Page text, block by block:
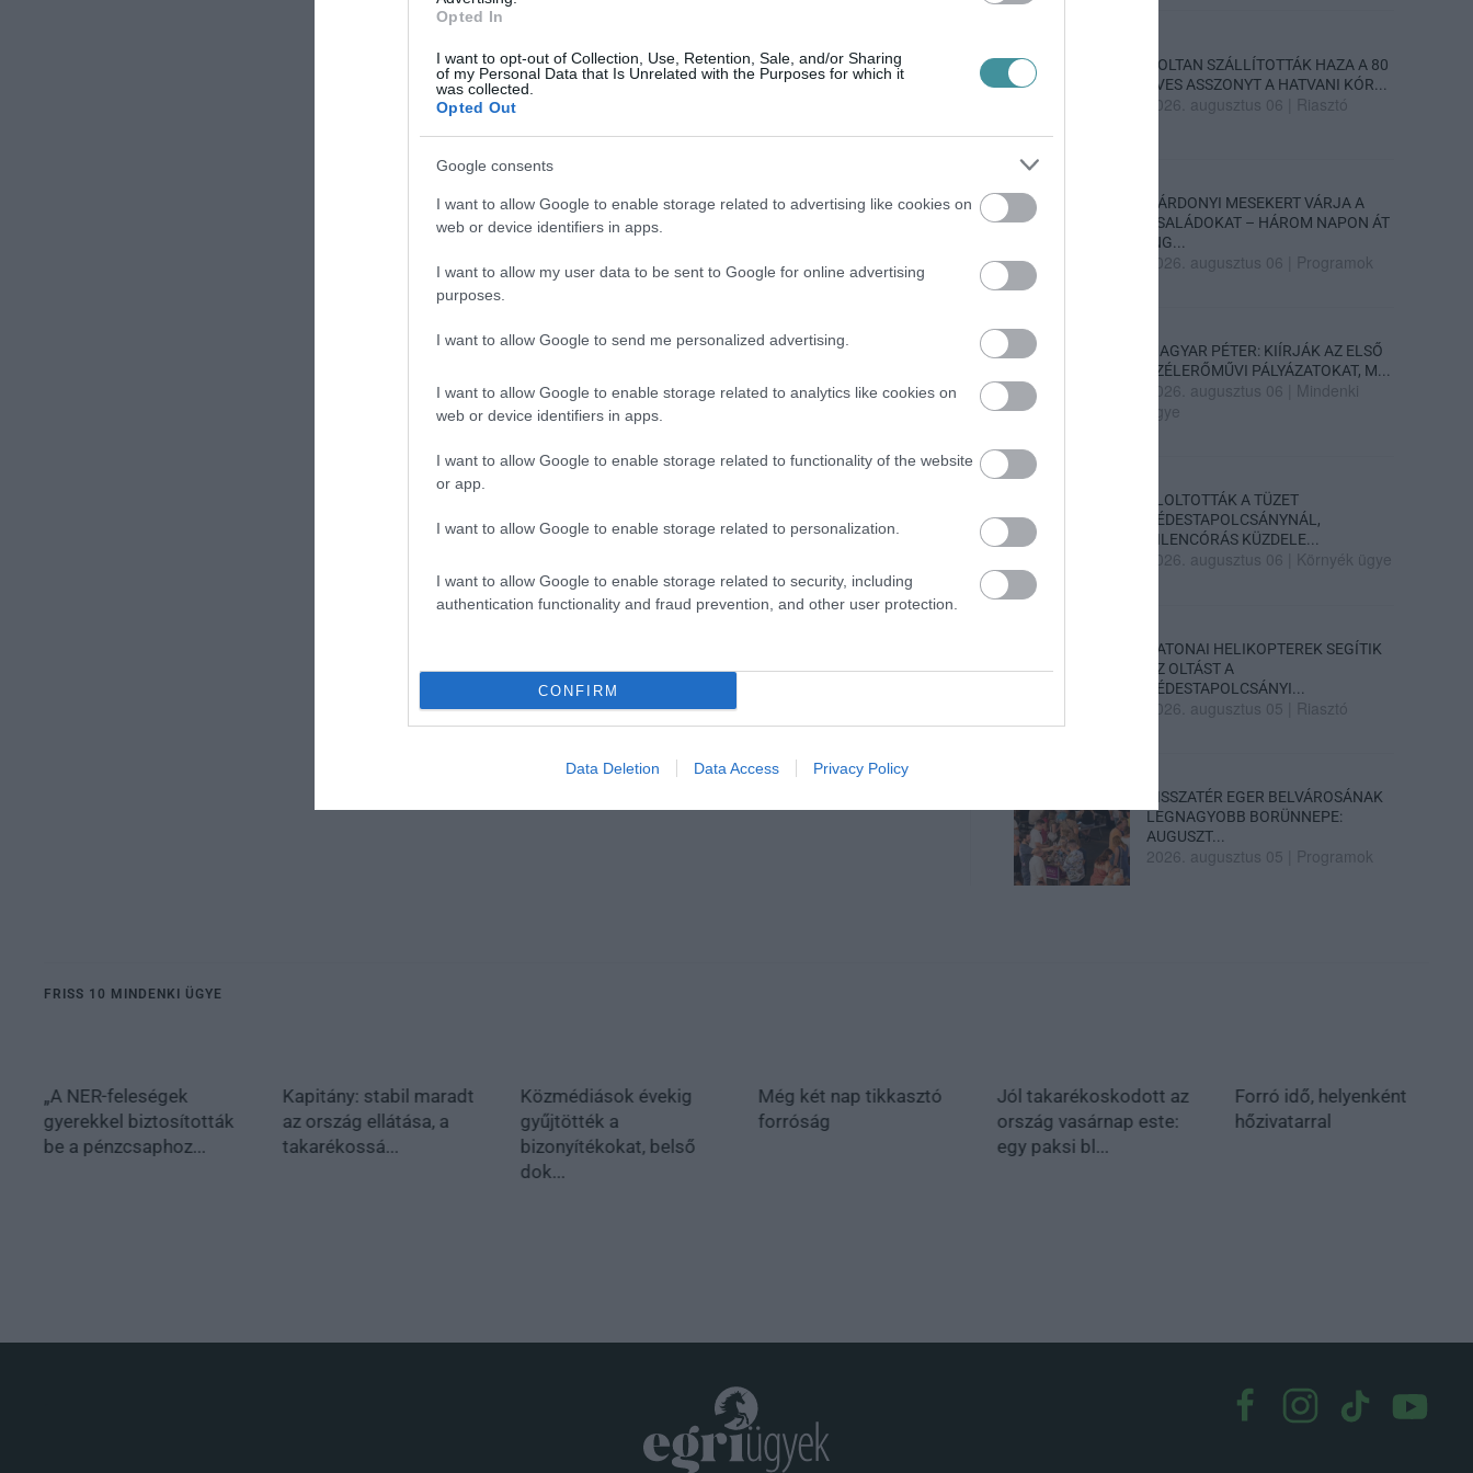
Opted In
I want to opt-out of Collection, Use, Retention, Sale, and/or Sharing
of my Personal Data that Is Unrelated with the Purposes for which it
was collected.
Opted Out
Google consents
I want to allow Google to enable storage related to advertising like cookies on
web or device identifiers in apps.
I want to allow my user data to be sent to Google for online advertising
purposes.
I want to allow Google to send me personalized advertising.
I want to allow Google to enable storage related to analytics like cookies on
web or device identifiers in apps.
I want to allow Google to enable storage related to functionality of the website
or app.
I want to allow Google to enable storage related to personalization.
I want to allow Google to enable storage related to security, including
authentication functionality and fraud prevention, and other user protection.
CONFIRM
Data Deletion Data Access Privacy Policy
HOLTAN SZÁLLÍTOTTÁK HAZA A 80
ÉVES ASSZONYT A HATVANI KÓR...
2026. augusztus 06 Riasztó
GÁRDONYI MESEKERT VÁRJA A
CSALÁDOKAT – HÁROM NAPON ÁT
ING...
2026. augusztus 06 Programok
MAGYAR PÉTER: KIÍRJÁK AZ ELSŐ
SZÉLERŐMŰVI PÁLYÁZATOKAT, M...
2026. augusztus 06
Mindenki
ügye
ELOLTOTTÁK A TÜZET
DÉDESTAPOLCSÁNYNÁL,
KILENCÓRÁS KÜZDELE...
2026. augusztus 06 Környék ügye
KATONAI HELIKOPTEREK SEGÍTIK
AZ OLTÁST A
DÉDESTAPOLCSÁNYI...
2026. augusztus 05 Riasztó
VISSZATÉR EGER BELVÁROSÁNAK
LEGNAGYOBB BORÜNNEPE:
AUGUSZT...
2026. augusztus 05 Programok
FRISS 10 MINDENKI ÜGYE
„A NER-feleségek
gyerekkel biztosították
be a pénzcsaphoz...
Kapitány: stabil maradt
az ország ellátása, a
takarékossá...
Közmédiások évekig
gyűjtötték a
bizonyítékokat, belső
dok...
Még két nap tikkasztó
forróság
Jól takarékoskodott az
ország vasárnap este:
egy paksi bl...
Forró idő, helyenként
hőzivatarral